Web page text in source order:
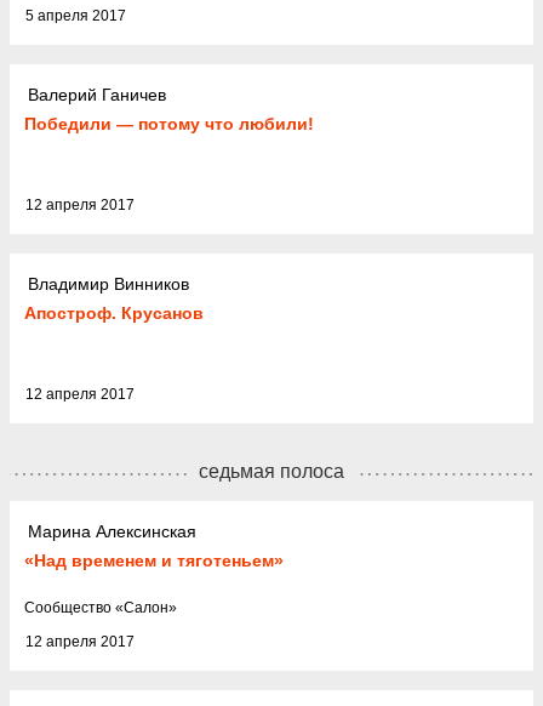
5 апреля 2017
Валерий Ганичев
Победили — потому что любили!
12 апреля 2017
Владимир Винников
Апостроф. Крусанов
12 апреля 2017
седьмая полоса
Марина Алексинская
«Над временем и тяготеньем»
12 апреля 2017
Cообщество «Салон»